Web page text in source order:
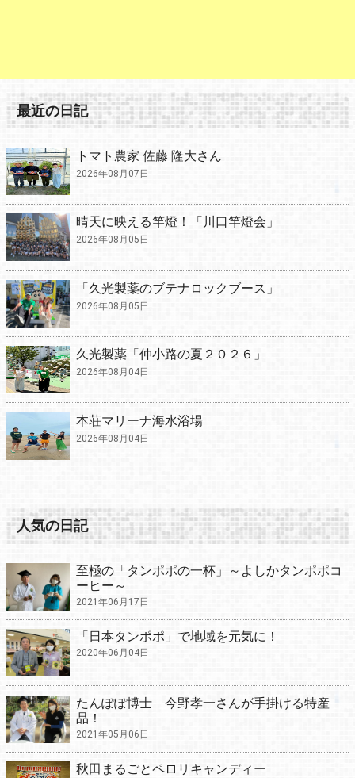
最近の日記
トマト農家 佐藤 隆大さん
2026年08月07日
晴天に映える竿燈！「川口竿燈会」
2026年08月05日
「久光製薬のブテナロックブース」
2026年08月05日
久光製薬「仲小路の夏２０２６」
2026年08月04日
本荘マリーナ海水浴場
2026年08月04日
人気の日記
至極の「タンポポの一杯」～よしかタンポポコ
ーヒー～
2021年06月17日
「日本タンポポ」で地域を元気に！
2020年06月04日
たんぽぽ博士 今野孝一さんが手掛ける特産
品！
2021年05月06日
秋田まるごとペロリキャンディー